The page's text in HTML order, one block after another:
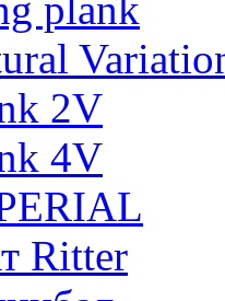
plank
2V
4V
Ritter